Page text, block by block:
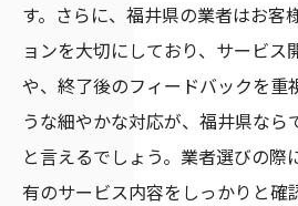
満足度の高いクリーニ
利用者が語る失敗談とは
プロに任せるハウスクリー
をピカピカに！
す。さらに、福井県の業者はお客
ョンを大切にしており、サービス
や、終了後のフィードバックを重
うな細やかな対応が、福井県なら
と言えるでしょう。業者選びの際
有のサービス内容をしっかりと確